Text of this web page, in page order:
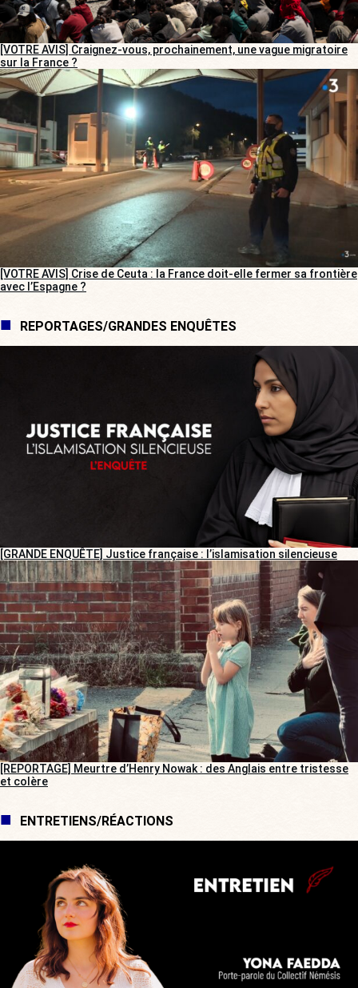
[VOTRE AVIS] Craignez-vous, prochainement, une vague migratoire
sur la France ?
[VOTRE AVIS] Crise de Ceuta : la France doit-elle fermer sa frontière
avec l’Espagne ?
REPORTAGES/GRANDES ENQUÊTES
[GRANDE ENQUÊTE] Justice française : l’islamisation silencieuse
[REPORTAGE] Meurtre d’Henry Nowak : des Anglais entre tristesse
et colère
ENTRETIENS/RÉACTIONS